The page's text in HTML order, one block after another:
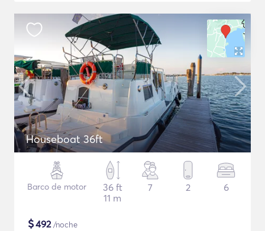
Houseboat 36ft
Barco de motor
36 ft
11 m
7 2 6
$492/noche